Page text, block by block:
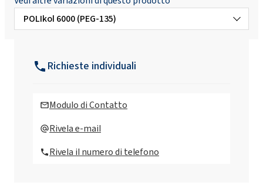
POLIkol 6000 (PEG-135)
POLIkol 1500 FLAKES (PEG-32)
Richieste individuali
Modulo di Contatto
Rivela e-mail
Rivela il numero di telefono